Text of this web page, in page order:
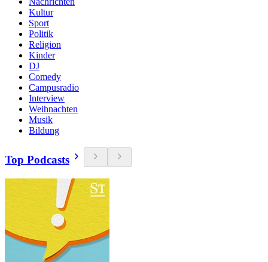
Kultur
Sport
Politik
Religion
Kinder
DJ
Comedy
Campusradio
Interview
Weihnachten
Musik
Bildung
Top Podcasts